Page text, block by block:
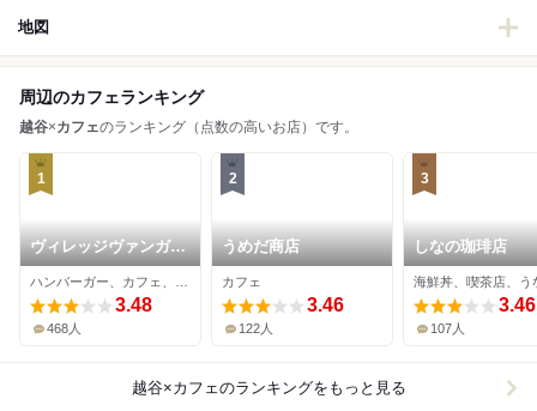
地図
周辺のカフェランキング
越谷×カフェのランキング（点数の高いお店）です。
1
ヴィレッジヴァンガー
ドダイナー イオンレ
イクタウン
3.48
468人
2
うめだ商店
カフェ
3.46
122人
3
しなの珈琲店
海鮮丼、喫茶店、う
3.46
107人
越谷×カフェのランキングをもっと見る